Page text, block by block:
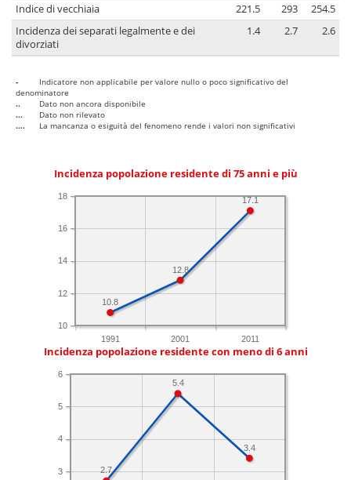
Indice di vecchiaia
221.5 293
254.5
Incidenza dei separati legalmente e dei
divorziati
1.4 2.7 2.6
-
Indicatore non applicabile per valore nullo o poco significativo del
denominatore
..
Dato non ancora disponibile
...
Dato non rilevato
....
La mancanza o esiguità del fenomeno rende i valori non significativi
Incidenza popolazione residente di 75 anni e più
1991 2001 2011
10
12
14
16
18 17.1
12.8
10.8
Incidenza popolazione residente con meno di 6 anni
3
4
5
6
3.4
5.4
2.7